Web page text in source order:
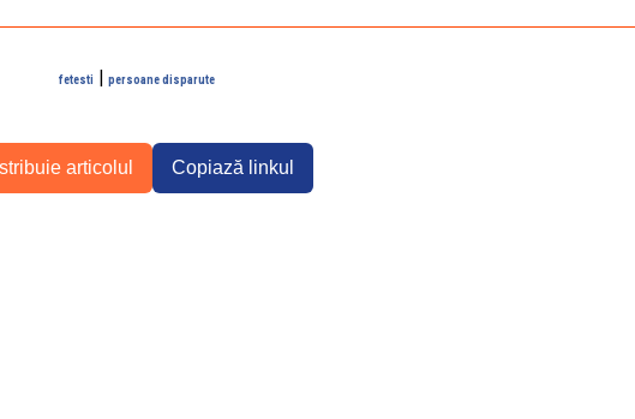
fetesti | persoane disparute
articolul Copiază linkul